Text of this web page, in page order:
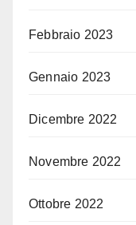
Febbraio 2023
Gennaio 2023
Dicembre 2022
Novembre 2022
Ottobre 2022